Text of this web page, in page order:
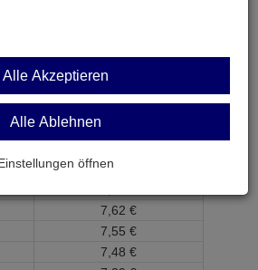
1xUM 840 Ohm 250V~/ 6A
Preis je Stück
7, 62 €
7, 55 €
7, 48 €
Alle Akzeptieren
Alle Ablehnen
öffnen